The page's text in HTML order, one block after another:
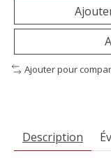
Ajouter pour
Description